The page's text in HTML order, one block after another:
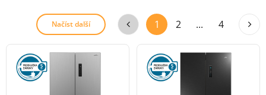
Načíst další 1 2 ... 4